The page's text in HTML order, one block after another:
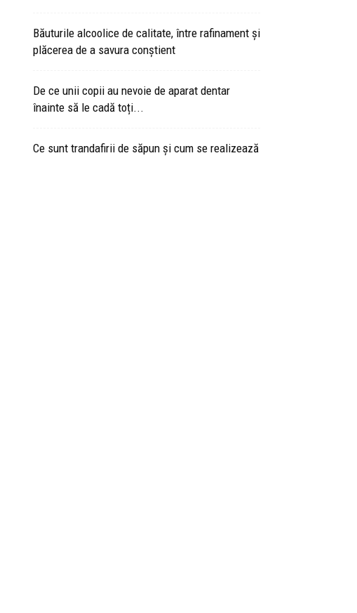
Băuturile alcoolice de calitate, între rafinament și
plăcerea de a savura conștient
De ce unii copii au nevoie de aparat dentar
înainte să le cadă toți...
Ce sunt trandafirii de săpun și cum se realizează